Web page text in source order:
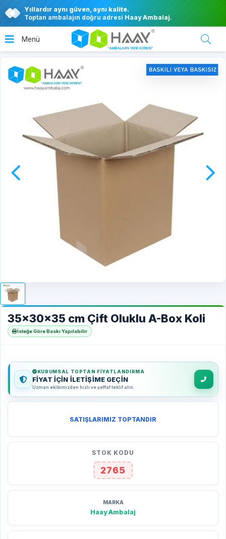
Yıllardır aynı güven, aynı kalite.
Toptan ambalajın doğru adresi Haay Ambalaj.
35x30x35 cm Çift Oluklu A-Box Koli
İsteğe Göre Baskı Yapılabilir
KURUMSAL TOPTAN FIYATLANDIRMA
FİYAT İÇİN İLETİŞİME GEÇİN
Uzman ekibimizden hızlı ve şeffaf teklif alın.
SATIŞLARIMIZ TOPTANDIR
STOK KODU
2765
MARKA
Haay Ambalaj